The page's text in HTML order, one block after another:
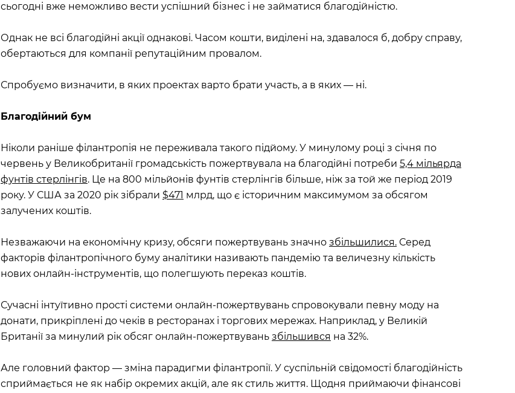
сьогодні вже неможливо вести успішний бізнес і не займатися благодійністю.
Однак не всі благодійні акції однакові. Часом кошти, виділені на, здавалося б, добру справу,
обертаються для компанії репутаційним провалом.
Спробуємо визначити, в яких проектах варто брати участь, а в яких — ні.
Благодійний бум
Ніколи раніше філантропія не переживала такого підйому. У минулому році з січня по
червень у Великобританії громадськість пожертвувала на благодійні потреби 5,4 мільярда
фунтів стерлінгів. Це на 800 мільйонів фунтів стерлінгів більше, ніж за той же період 2019
року. У США за 2020 рік зібрали $471 млрд, що є історичним максимумом за обсягом
залучених коштів.
Незважаючи на економічну кризу, обсяги пожертвувань значно збільшилися. Серед
факторів філантропічного буму аналітики називають пандемію та величезну кількість
нових онлайн-інструментів, що полегшують переказ коштів.
Сучасні інтуїтивно прості системи онлайн-пожертвувань спровокували певну моду на
донати, прикріплені до чеків в ресторанах і торгових мережах. Наприклад, у Великій
Британії за минулий рік обсяг онлайн-пожертвувань збільшився на 32%.
Але головний фактор — зміна парадигми філантропії. У суспільній свідомості благодійність
сприймається не як набір окремих акцій, але як стиль життя. Щодня приймаючи фінансові